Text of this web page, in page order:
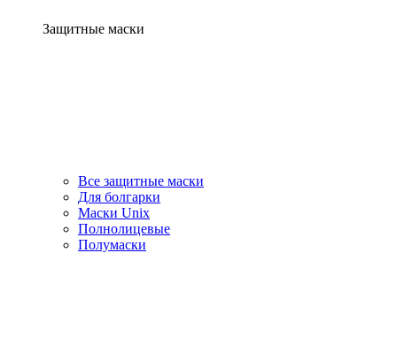
Защитные маски
Все защитные маски
Для болгарки
Маски Unix
Полнолицевые
Полумаски